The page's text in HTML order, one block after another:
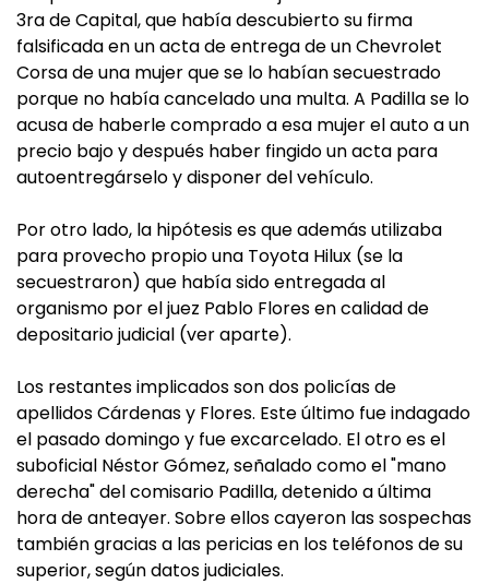
3ra de Capital, que había descubierto su firma
falsificada en un acta de entrega de un Chevrolet
Corsa de una mujer que se lo habían secuestrado
porque no había cancelado una multa. A Padilla se lo
acusa de haberle comprado a esa mujer el auto a un
precio bajo y después haber fingido un acta para
autoentregárselo y disponer del vehículo.
Por otro lado, la hipótesis es que además utilizaba
para provecho propio una Toyota Hilux (se la
secuestraron) que había sido entregada al
organismo por el juez Pablo Flores en calidad de
depositario judicial (ver aparte).
Los restantes implicados son dos policías de
apellidos Cárdenas y Flores. Este último fue indagado
el pasado domingo y fue excarcelado. El otro es el
suboficial Néstor Gómez, señalado como el "mano
derecha" del comisario Padilla, detenido a última
hora de anteayer. Sobre ellos cayeron las sospechas
también gracias a las pericias en los teléfonos de su
superior, según datos judiciales.